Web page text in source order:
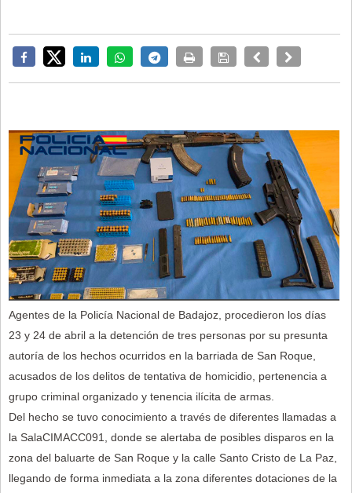
Agentes de la Policía Nacional de Badajoz, procedieron los días
23 y 24 de abril a la detención de tres personas por su presunta
autoría de los hechos ocurridos en la barriada de San Roque,
acusados de los delitos de tentativa de homicidio, pertenencia a
grupo criminal organizado y tenencia ilícita de armas.
Del hecho se tuvo conocimiento a través de diferentes llamadas a
la SalaCIMACC091, donde se alertaba de posibles disparos en la
zona del baluarte de San Roque y la calle Santo Cristo de La Paz,
llegando de forma inmediata a la zona diferentes dotaciones de la